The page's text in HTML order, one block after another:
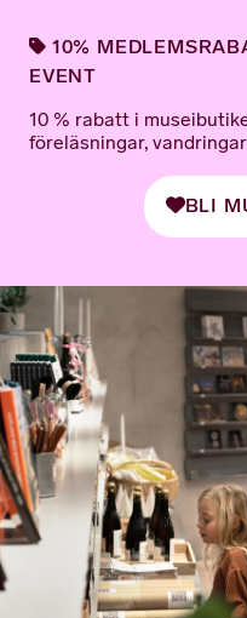
10%
EVENT
10 % rabatt i
föreläsningar,
BLI